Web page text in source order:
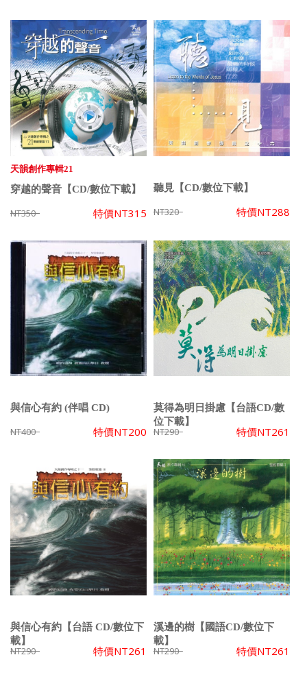
天韻創作專輯21
穿越的聲音【CD/數位下載】
NT350 特價NT315
聽見【CD/數位下載】
NT320 特價NT288
與信心有約 (伴唱 CD)
NT400 特價NT200
莫得為明日掛慮【台語CD/數
位下載】
NT290 特價NT261
與信心有約【台語 CD/數位下
載】
NT290 特價NT261
溪邊的樹【國語CD/數位下
載】
NT290 特價NT261